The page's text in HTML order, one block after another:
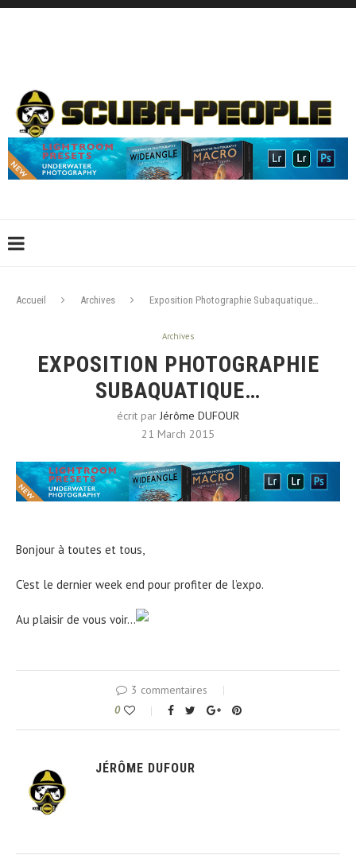
Accueil Archives Exposition Photographie Subaquatique…
Archives
EXPOSITION PHOTOGRAPHIE
SUBAQUATIQUE…
écrit par Jérôme DUFOUR
21 March 2015
Bonjour à toutes et tous,
C’est le dernier week end pour profiter de l’expo.
Au plaisir de vous voir…
3 commentaires
0
JÉRÔME DUFOUR